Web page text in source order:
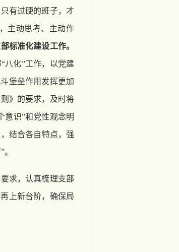
只有过硬的班子，才
主动思考、主动作
标准化建设工作。
八化”工作，以党建
堡垒作用发挥更加
》的要求，及时将
意识”和党性观念明
结合各自特点，强
求，认真梳理支部
上新台阶，确保局